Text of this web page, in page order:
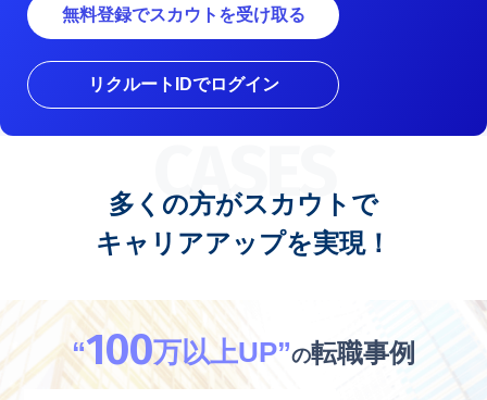
無料登録でスカウトを受け取る
リクルートIDでログイン
CASES
多くの方がスカウトで
キャリアアップを実現！
“100万以上UP”の転職事例